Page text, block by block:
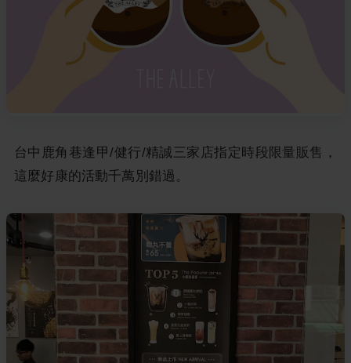
台中鹿角巷逢甲/健行/精誠三家店指定時段限量販售，
這麼好康的活動千萬別錯過。